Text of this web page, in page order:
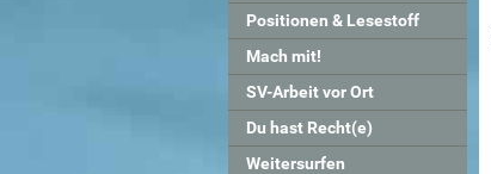
Positionen & Lesestoff
Mach mit!
SV-Arbeit vor Ort
Du hast Recht(e)
Weitersurfen